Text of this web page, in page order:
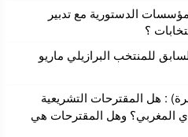
الدستورية مع تدبير
؟
للمنتخب البرازيلي ماريو
: هل المقترحات التشريعية
المغربي؟ وهل المقترحات هي